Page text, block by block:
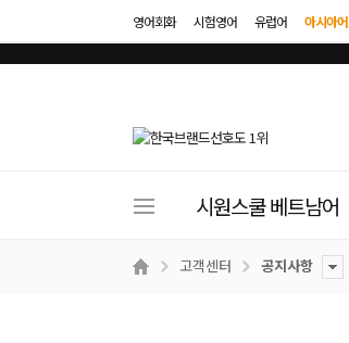
영어회화 시험영어 유럽어 아시아어
이
메
시원스쿨 베트남어
고객센터 공지사항